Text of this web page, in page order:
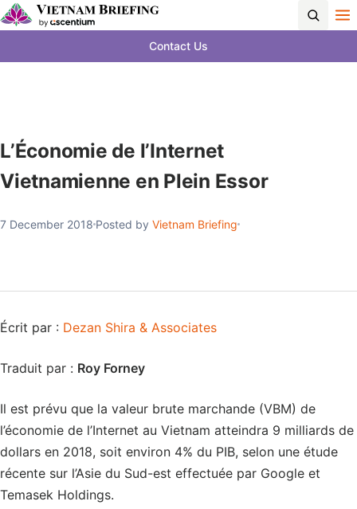
Contact Us
L’Économie de l’Internet
Vietnamienne en Plein Essor
7 December 2018 Posted by Vietnam Briefing
Écrit par : Dezan Shira & Associates
Traduit par : Roy Forney
Il est prévu que la valeur brute marchande (VBM) de
l’économie de l’Internet au Vietnam atteindra 9 milliards de
dollars en 2018, soit environ 4% du PIB, selon une étude
récente sur l’Asie du Sud-est effectuée par Google et
Temasek Holdings.